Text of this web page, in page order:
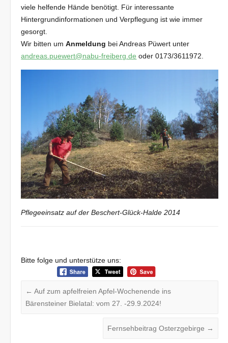
viele helfende Hände benötigt. Für interessante
Hintergrundinformationen und Verpflegung ist wie immer
gesorgt.
Wir bitten umAnmeldung bei Andreas Püwert unter
andreas.puewert@nabu-freiberg.de oder 0173/3611972.
Pflegeeinsatz auf der Beschert-Glück-Halde 2014
Bitte folge und unterstütze uns:
← Auf zum apfelfreien Apfel-Wochenende ins
Bärensteiner Bielatal: vom 27. -29.9.2024!
Fernsehbeitrag Osterzgebirge →